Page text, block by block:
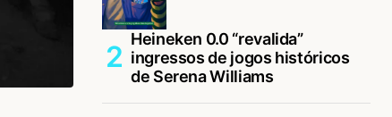
Heineken 0.0 “revalida”
ingressos de jogos históricos
de Serena Williams